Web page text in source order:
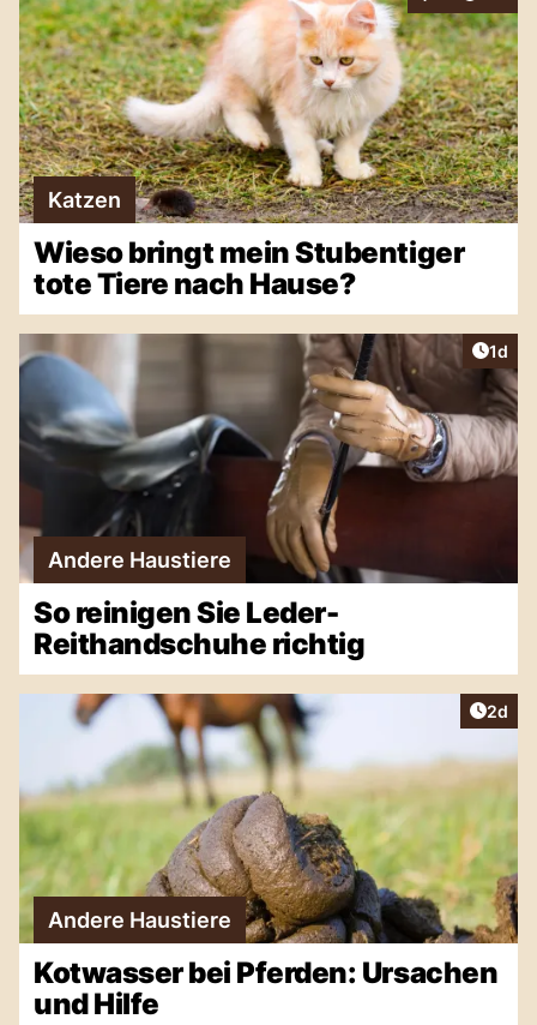
Katzen
Wieso bringt mein Stubentiger
tote Tiere nach Hause?
1d
Andere Haustiere
So reinigen Sie Leder-
Reithandschuhe richtig
2d
Andere Haustiere
Kotwasser bei Pferden: Ursachen
und Hilfe